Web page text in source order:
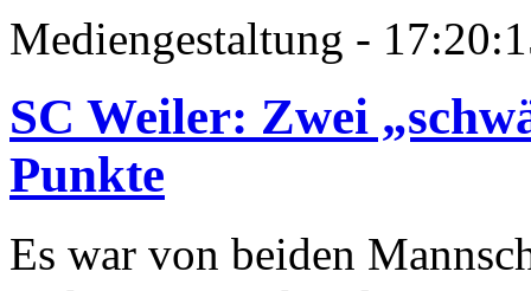
Mediengestaltung -
SC Weiler: Zwei
Punkte
Es war von beiden